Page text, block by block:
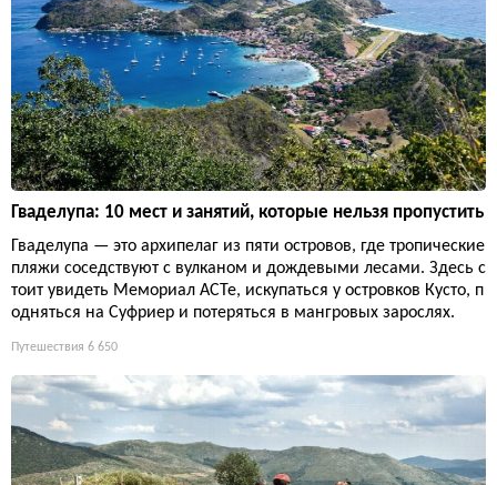
Гваделупа: 10 мест и занятий, которые нельзя пропустить
Гваделупа — это архипелаг из пяти островов, где тропические
пляжи соседствуют с вулканом и дождевыми лесами. Здесь с
тоит увидеть Мемориал ACTe, искупаться у островков Кусто, п
одняться на Суфриер и потеряться в мангровых зарослях.
Путешествия 6 650